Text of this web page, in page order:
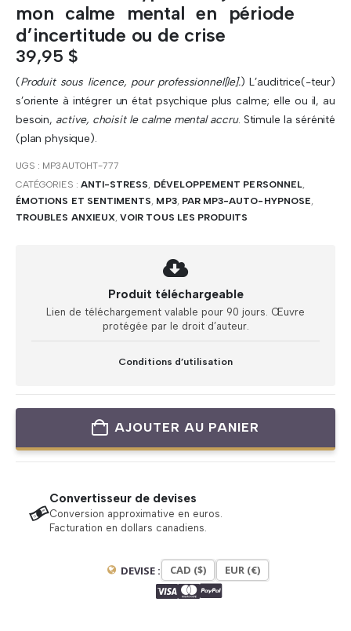
mon calme mental en période
d’incertitude ou de crise
39,95 $
(Produit sous licence, pour professionnel[le].) L’auditrice(-teur)
s’oriente à intégrer un état psychique plus calme; elle ou il, au
besoin, active, choisit le calme mental accru. Stimule la sérénité
(plan physique).
UGS : MP3AUTOHT-777
CATÉGORIES : ANTI-STRESS, DÉVELOPPEMENT PERSONNEL,
ÉMOTIONS ET SENTIMENTS, MP3, PAR MP3-AUTO-HYPNOSE,
TROUBLES ANXIEUX,VOIR TOUS LES PRODUITS
Produit téléchargeable
Lien de téléchargement valable pour 90 jours. Œuvre
protégée par le droit d’auteur.
Conditions d’utilisation
AJOUTER AU PANIER
Convertisseur de devises
Conversion approximative en euros.
Facturation en dollars canadiens.
DEVISE : CAD ($) EUR (€)